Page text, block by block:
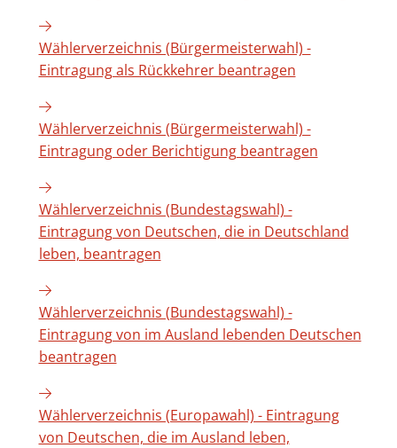
Wählerverzeichnis (Bürgermeisterwahl) -
Eintragung als Rückkehrer beantragen
Wählerverzeichnis (Bürgermeisterwahl) -
Eintragung oder Berichtigung beantragen
Wählerverzeichnis (Bundestagswahl) -
Eintragung von Deutschen, die in Deutschland
leben, beantragen
Wählerverzeichnis (Bundestagswahl) -
Eintragung von im Ausland lebenden Deutschen
beantragen
Wählerverzeichnis (Europawahl) - Eintragung
von Deutschen, die im Ausland leben,